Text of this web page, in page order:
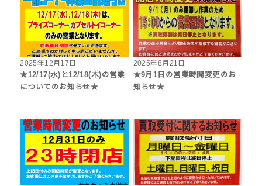
2025年12月17日
★12/17(水)と12/18(木)の営業
についてのお知らせ★
2025年8月21日
★9月1日の営業時間変更のお
知らせ★